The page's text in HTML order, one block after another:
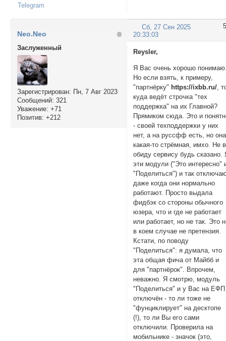
Telegram
5
Сб, 27 Сен 2025
20:33:03
Neo.Neo
Заслуженный
Зарегистрирован: Пн, 7 Авг 2023
Сообщений: 321
Уважение: +71
Позитив: +212
Reysler,
Я Вас очень хорошо
Но если взять, к примеру,
"партнёрку" https://ixbb.ru/ ,
куда ведёт строчка "тех
поддержка" на их Главной?
Прямиком сюда. Это и
- своей техподдержки у них
нет, а на руссфф есть, но она
какая-то стрёмная, имхо. Не в
обиду сервису будь сказано.
эти модули ("Это интересно"
"Поделиться") и так
даже когда они нормально
работают. Просто выдала
фидбэк со стороны обычного
юзера, что и где не работает
или работает, но не так. Это
в коем случае не претензия.
Кстати, по поводу
"Поделиться": я думала, что
эта общая фича от Майбб и
для "партнёрок". Впрочем,
неважно. Я смотрю, модуль
"Поделиться" и у Вас на ЕФП
отключён - то ли тоже не
"фунциклирует" на десктопе
(!), то ли Вы его сами
отключили. Проверила на
мобильнике - значок (это,